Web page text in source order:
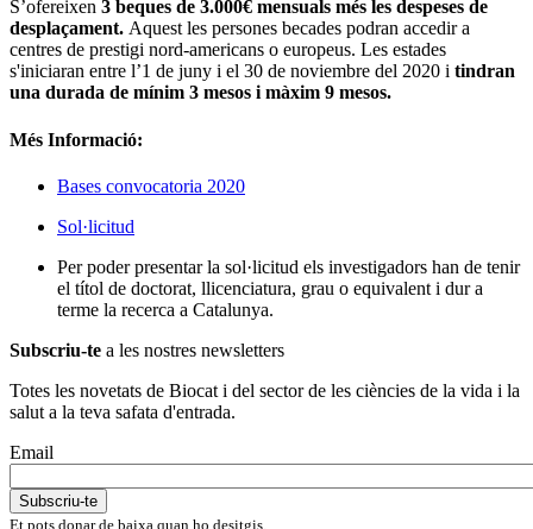
S’ofereixen 3 beques de 3.000€ mensuals més les despeses de
desplaçament. Aquest les persones becades podran accedir a
centres de prestigi nord-americans o europeus. Les estades
s'iniciaran entre l’1 de juny i el 30 de noviembre del 2020 i tindran
una durada de mínim 3 mesos i màxim 9 mesos.
Més Informació:
Bases convocatoria 2020
Sol·licitud
Per poder presentar la sol·licitud els investigadors han de tenir
el títol de doctorat, llicenciatura, grau o equivalent i dur a
terme la recerca a Catalunya.
Subscriu-te a les nostres newsletters
Totes les novetats de Biocat i del sector de les ciències de la vida i la
salut a la teva safata d'entrada.
Email
Et pots donar de baixa quan ho desitgis.